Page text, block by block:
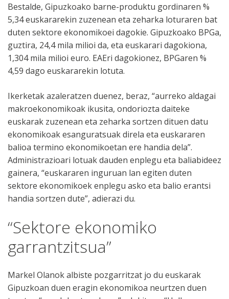
Bestalde, Gipuzkoako barne-produktu gordinaren %
5,34 euskararekin zuzenean eta zeharka loturaren bat
duten sektore ekonomikoei dagokie. Gipuzkoako BPGa,
guztira, 24,4 mila milioi da, eta euskarari dagokiona,
1,304 mila milioi euro. EAEri dagokionez, BPGaren %
4,59 dago euskararekin lotuta.
Ikerketak azaleratzen duenez, beraz, “aurreko aldagai
makroekonomikoak ikusita, ondoriozta daiteke
euskarak zuzenean eta zeharka sortzen dituen datu
ekonomikoak esanguratsuak direla eta euskararen
balioa termino ekonomikoetan ere handia dela”.
Administrazioari lotuak dauden enplegu eta baliabideez
gainera, “euskararen inguruan lan egiten duten
sektore ekonomikoek enplegu asko eta balio erantsi
handia sortzen dute”, adierazi du.
“Sektore ekonomiko
garrantzitsua”
Markel Olanok albiste pozgarritzat jo du euskarak
Gipuzkoan duen eragin ekonomikoa neurtzen duen